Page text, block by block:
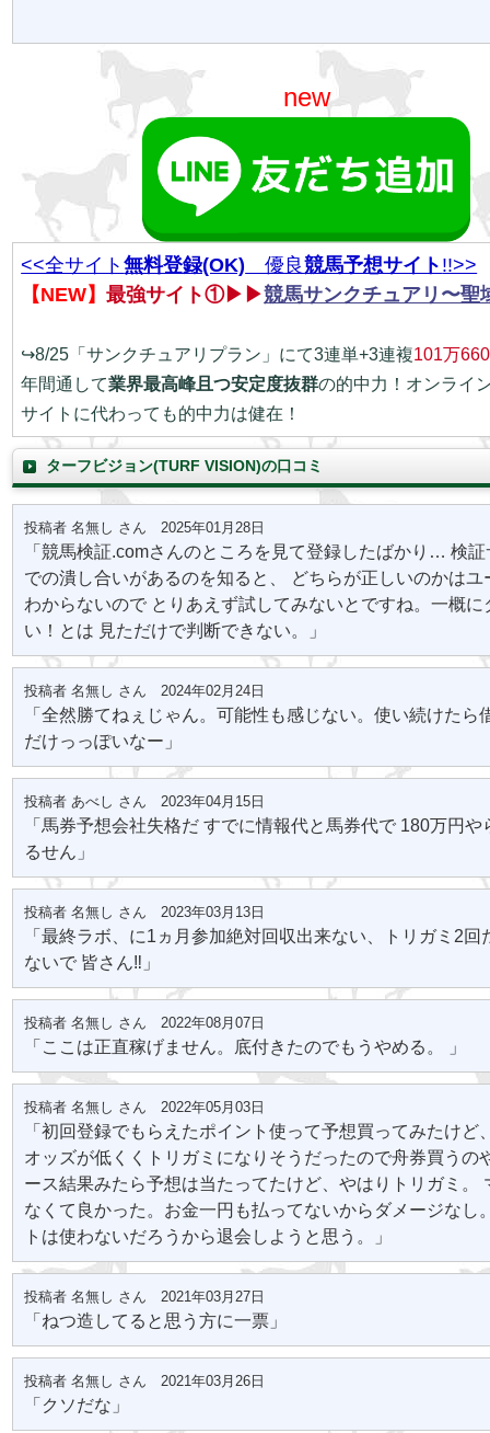
new
<<全サイト無料登録(OK) 優良競馬予想サイト !!>>
【NEW】最強サイト①▶▶競馬サンクチュアリ〜聖
↪8/25「サンクチュアリプラン」にて3連単+3連複101万
年間通して業界最高峰且つ安定度抜群の的中力！オンライ
サイトに代わっても的中力は健在！
ターフビジョン(TURF VISION)の口コミ
投稿者 名無し さん 2025年01月28日
「競馬検証.comさんのところを見て登録したばかり… 検
での潰し合いがあるのを知ると、 どちらが正しいのかはユ
わからないので とりあえず試してみないとですね。一概に
い！とは 見ただけで判断できない。」
投稿者 名無し さん 2024年02月24日
「全然勝てねぇじゃん。可能性も感じない。使い続けたら
だけっっぽいなー」
投稿者 あべし さん 2023年04月15日
「馬券予想会社失格だ すでに情報代と馬券代で 180万円や
るせん」
投稿者 名無し さん 2023年03月13日
「最終ラボ、に1ヵ月参加絶対回収出来ない、トリガミ2回
ないで 皆さん‼️」
投稿者 名無し さん 2022年08月07日
「ここは正直稼げません。底付きたのでもうやめる。 」
投稿者 名無し さん 2022年05月03日
「初回登録でもらえたポイント使って予想買ってみたけど
オッズが低くくトリガミになりそうだったので舟券買うの
ース結果みたら予想は当たってたけど、やはりトリガミ。
なくて良かった。お金一円も払ってないからダメージなし
トは使わないだろうから退会しようと思う。」
投稿者 名無し さん 2021年03月27日
「ねつ造してると思う方に一票」
投稿者 名無し さん 2021年03月26日
「クソだな」